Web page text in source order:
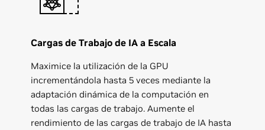
Cargas de Trabajo de IA a Escala
Maximice la utilización de la GPU
incrementándola hasta 5 veces mediante la
adaptación dinámica de la computación en
todas las cargas de trabajo. Aumente el
rendimiento de las cargas de trabajo de IA hasta